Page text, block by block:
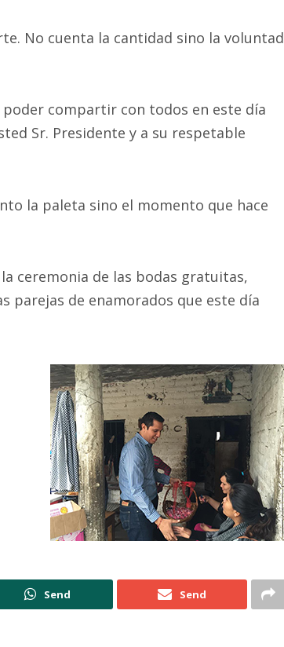
No cuenta la cantidad sino la voluntad
compartir con todos en este día
Sr. Presidente y a su respetable
la paleta sino el momento que hace
ceremonia de las bodas gratuitas,
parejas de enamorados que este día
Send Send